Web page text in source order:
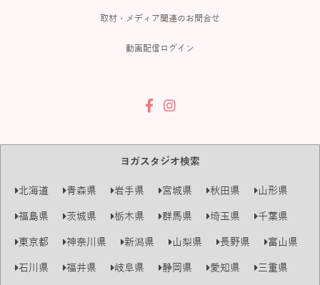
取材・メディア関連のお問合せ
動画配信ログイン
ヨガスタジオ検索
北海道 青森県 岩手県 宮城県 秋田県
山形県
福島県
茨城県 栃木県 群馬県 埼玉県
千葉県
東京都
神奈川県 新潟県 山梨県 長野県
富山県
石川県
福井県 岐阜県 静岡県 愛知県 三重県